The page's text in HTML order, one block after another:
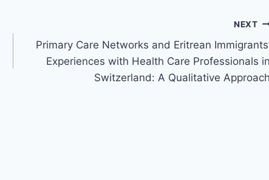
NEXT
Primary Care Networks and Eritrean
Experiences with Health Care Professionals in
Switzerland: A Qualitative Approach